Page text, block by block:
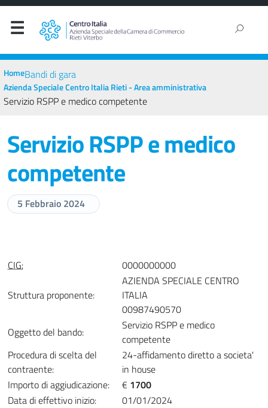
HomeBandi di gara
Azienda Speciale Centro Italia Rieti - Area amministrativa
Servizio RSPP e medico competente
Servizio RSPP e medico
competente
5 Febbraio 2024
CIG: 0000000000
Struttura proponente:
AZIENDA SPECIALE CENTRO
ITALIA
00987490570
Oggetto del bando:
Servizio RSPP e medico
competente
Procedura di scelta del
contraente:
24-affidamento diretto a societa'
in house
Importo di aggiudicazione:
€ 1700
Data di effettivo inizio:
01/01/2024